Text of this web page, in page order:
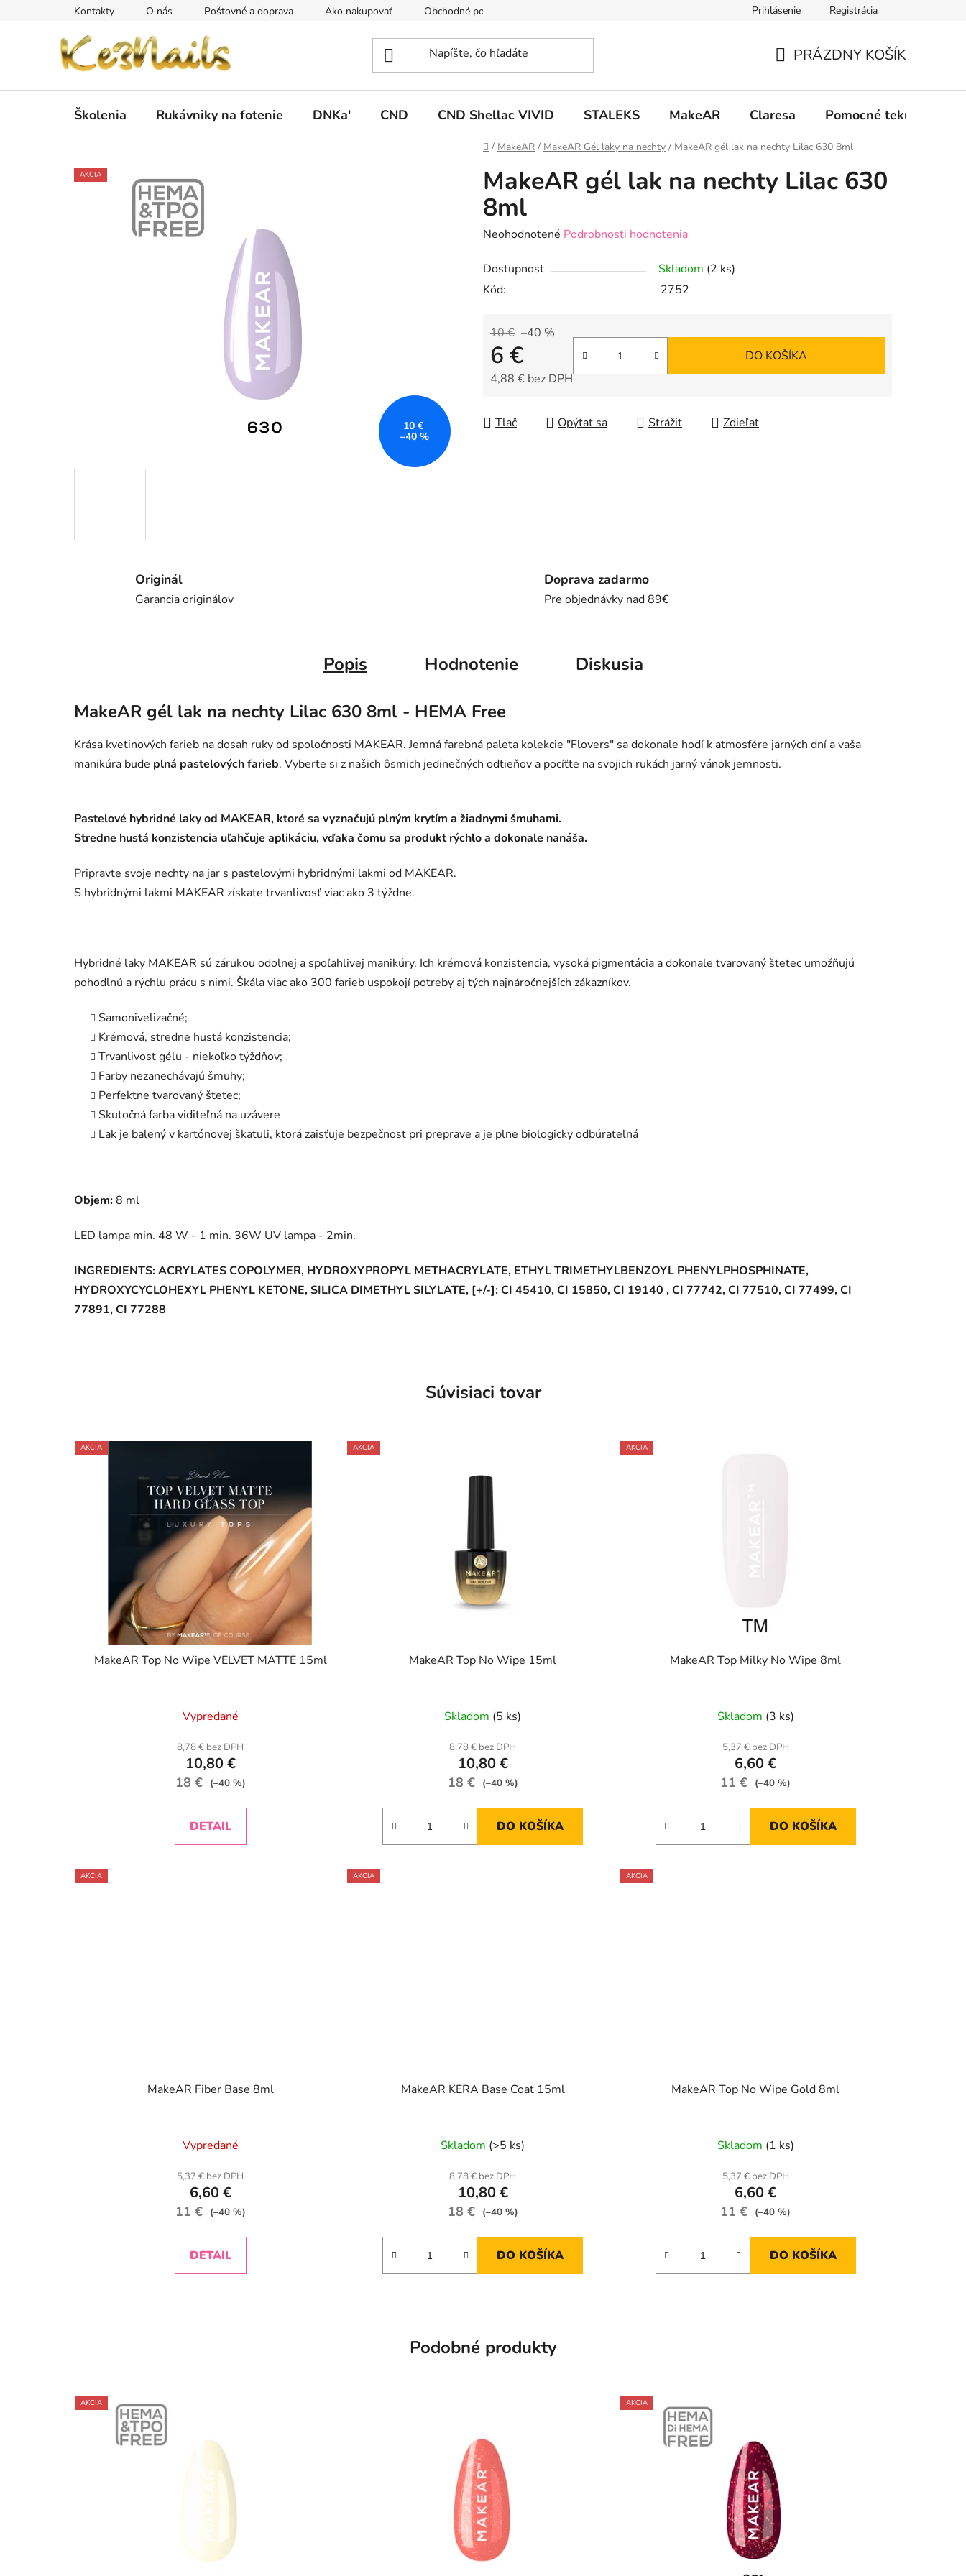
Kontakty O nás Poštovné a doprava Ako nakupovať Obchodné podmienky Formulár na odstúpenie od zmluvy
Prihlásenie Registrácia
KOŠÍK
PRÁZDNY KOŠÍK
Školenia Rukávniky na fotenie DNKa' CND CND Shellac VIVID STALEKS MakeAR Claresa Pomocné tekutiny
Domov
/ MakeAR / MakeAR Gél laky na nechty / MakeAR gél lak na nechty Lilac 630 8ml
MakeAR gél lak na nechty Lilac 630
8ml
Priemerné
produktu
je
Neohodnotené Podrobnosti hodnotenia
Dostupnosť Skladom (2 ks)
Kód:
2752
10 € –40 %
6 €
4,88 € bez DPH
DO KOŠÍKA
Tlač Opýtať sa Strážiť Zdieľať
AKCIA
10 €
–40 %
Originál
Garancia originálov
Doprava zadarmo
Pre objednávky nad 89€
Popis Hodnotenie Diskusia
MakeAR gél lak na nechty Lilac 630 8ml - HEMA Free
Krása kvetinových farieb na dosah ruky od spoločnosti MAKEAR. Jemná farebná paleta kolekcie "Flovers" sa dokonale hodí k atmosfére jarných dní a vaša
manikúra bude plná pastelových farieb. Vyberte si z našich ôsmich jedinečných odtieňov a pocíťte na svojich rukách jarný vánok jemnosti.
Pastelové hybridné laky od MAKEAR, ktoré sa vyznačujú plným krytím a žiadnymi šmuhami.
Stredne hustá konzistencia uľahčuje aplikáciu, vďaka čomu sa produkt rýchlo a dokonale nanáša.
Pripravte svoje nechty na jar s pastelovými hybridnými lakmi od MAKEAR.
S hybridnými lakmi MAKEAR získate trvanlivosť viac ako 3 týždne.
Hybridné laky MAKEAR sú zárukou odolnej a spoľahlivej manikúry. Ich krémová konzistencia, vysoká pigmentácia a dokonale tvarovaný štetec umožňujú
pohodlnú a rýchlu prácu s nimi. Škála viac ako 300 farieb uspokojí potreby aj tých najnáročnejších zákazníkov.
Samonivelizačné;
Krémová, stredne hustá konzistencia;
Trvanlivosť gélu - niekoľko týždňov;
Farby nezanechávajú šmuhy;
Perfektne tvarovaný štetec;
Skutočná farba viditeľná na uzávere
Lak je balený v kartónovej škatuli, ktorá zaisťuje bezpečnosť pri preprave a je plne biologicky odbúrateľná
Objem:8 ml
LED lampa min. 48 W - 1 min. 36W UV lampa - 2min.
INGREDIENTS: ACRYLATES COPOLYMER, HYDROXYPROPYL METHACRYLATE, ETHYL TRIMETHYLBENZOYL PHENYLPHOSPHINATE,
HYDROXYCYCLOHEXYL PHENYL KETONE, SILICA DIMETHYL SILYLATE, [+/-]: CI 45410, CI 15850, CI 19140 , CI 77742, CI 77510, CI 77499, CI
77891, CI 77288
Súvisiaci tovar
AKCIA
MakeAR Top No Wipe VELVET MATTE 15ml
Vypredané
8,78 € bez DPH
10,80 €
18 € (–40 %)
DETAIL
AKCIA
MakeAR Top No Wipe 15ml
Skladom (5 ks)
8,78 € bez DPH
10,80 €
18 € (–40 %)
DO KOŠÍKA
AKCIA
MakeAR Top Milky No Wipe 8ml
Skladom (3 ks)
5,37 € bez DPH
6,60 €
11 € (–40 %)
DO KOŠÍKA
AKCIA
MakeAR Fiber Base 8ml
Vypredané
5,37 € bez DPH
6,60 €
11 € (–40 %)
DETAIL
AKCIA
MakeAR KERA Base Coat 15ml
Skladom (>5 ks)
8,78 € bez DPH
10,80 €
18 € (–40 %)
DO KOŠÍKA
AKCIA
MakeAR Top No Wipe Gold 8ml
Skladom (1 ks)
5,37 € bez DPH
6,60 €
11 € (–40 %)
DO KOŠÍKA
Podobné produkty
AKCIA AKCIA